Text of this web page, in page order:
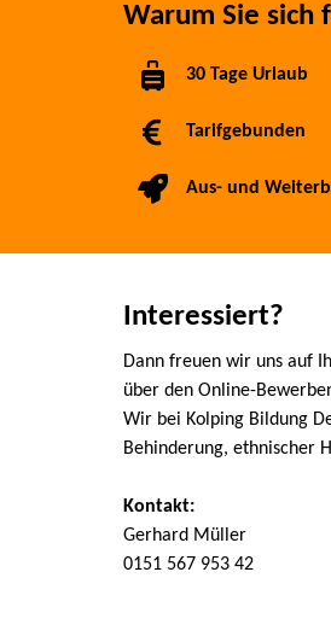
Warum Sie sich
30 Tage Urlaub
Tarifgebunden
Aus- und
Interessiert?
Dann freuen wir uns auf
über den Online-
Wir bei Kolping Bildung
Behinderung, ethnischer
Kontakt:
Gerhard Müller
0151 567 953 42